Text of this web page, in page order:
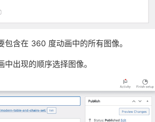
包含在 360 度动画中的所有图像。
出现的顺序选择图像。